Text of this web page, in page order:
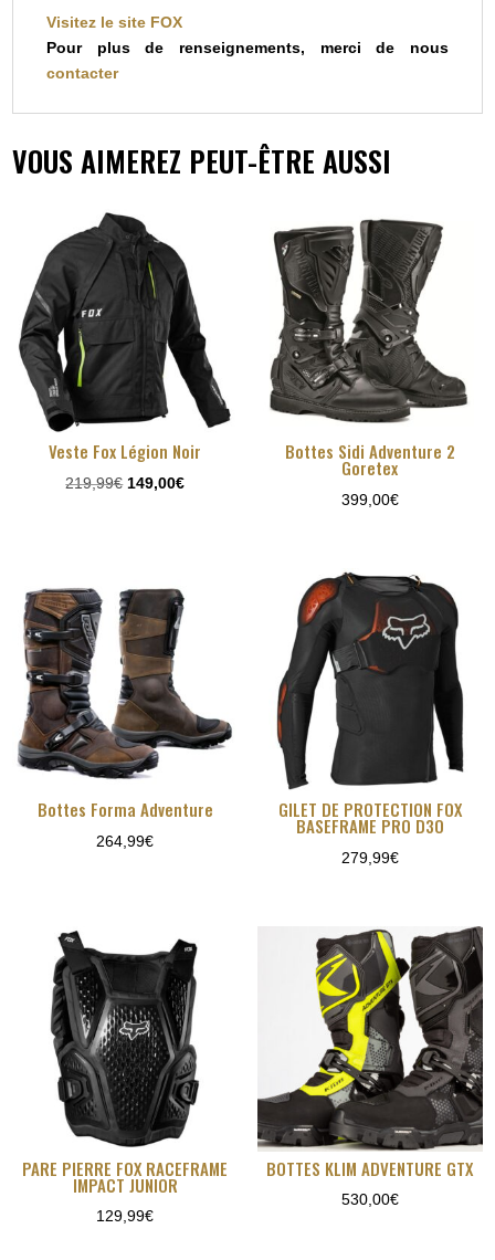
Visitez le site FOX
Pour plus de renseignements, merci de nous
contacter
VOUS AIMEREZ PEUT-ÊTRE AUSSI
Veste Fox Légion Noir
219,99€ Le
219,99€.
149,00€Le
149,00€.
Bottes Sidi Adventure 2
Goretex
399,00€
Bottes Forma Adventure
264,99€
GILET DE PROTECTION FOX
BASEFRAME PRO D3O
279,99€
PARE PIERRE FOX RACEFRAME
IMPACT JUNIOR
129,99€
BOTTES KLIM ADVENTURE GTX
530,00€